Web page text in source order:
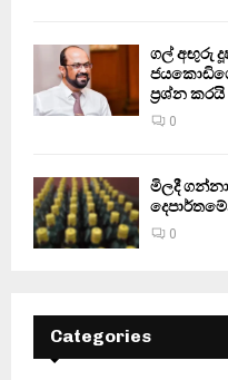
ගල් අඟුරු
ප්‍රශ්න කරයි
0
මිලදී
0
Categories